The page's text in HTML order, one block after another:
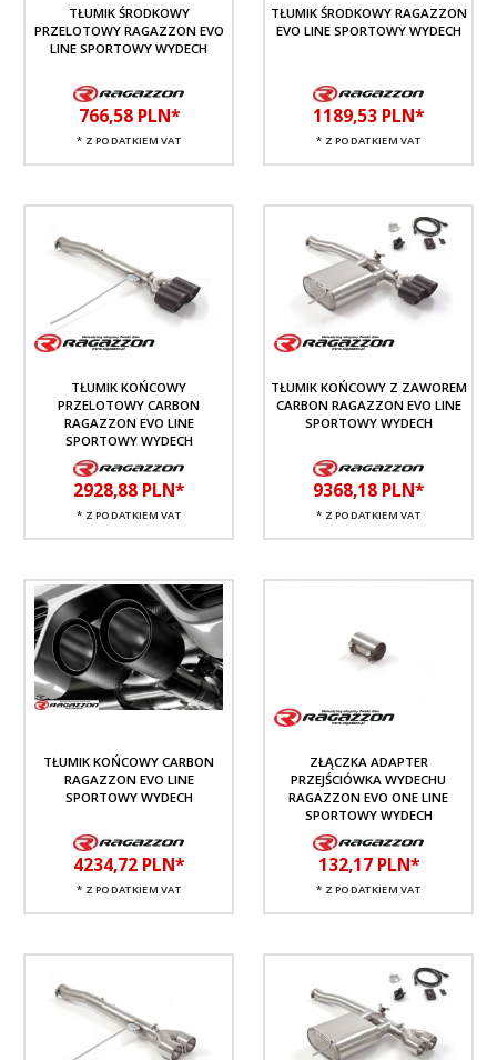
TŁUMIK ŚRODKOWY
PRZELOTOWY RAGAZZON EVO
LINE SPORTOWY WYDECH
766,58 PLN*
* Z PODATKIEM VAT
TŁUMIK ŚRODKOWY RAGAZZON
EVO LINE SPORTOWY WYDECH
1189,53 PLN*
* Z PODATKIEM VAT
TŁUMIK KOŃCOWY
PRZELOTOWY CARBON
RAGAZZON EVO LINE
SPORTOWY WYDECH
2928,88 PLN*
* Z PODATKIEM VAT
TŁUMIK KOŃCOWY Z ZAWOREM
CARBON RAGAZZON EVO LINE
SPORTOWY WYDECH
9368,18 PLN*
* Z PODATKIEM VAT
TŁUMIK KOŃCOWY CARBON
RAGAZZON EVO LINE
SPORTOWY WYDECH
4234,72 PLN*
* Z PODATKIEM VAT
ZŁĄCZKA ADAPTER
PRZEJŚCIÓWKA WYDECHU
RAGAZZON EVO ONE LINE
SPORTOWY WYDECH
132,17 PLN*
* Z PODATKIEM VAT